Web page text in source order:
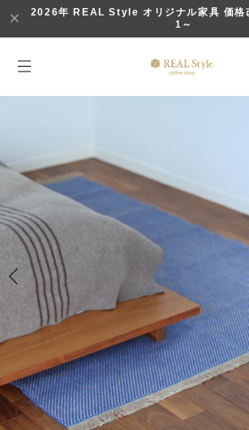
2026年 REAL Style オリジナル家具 価格
1～